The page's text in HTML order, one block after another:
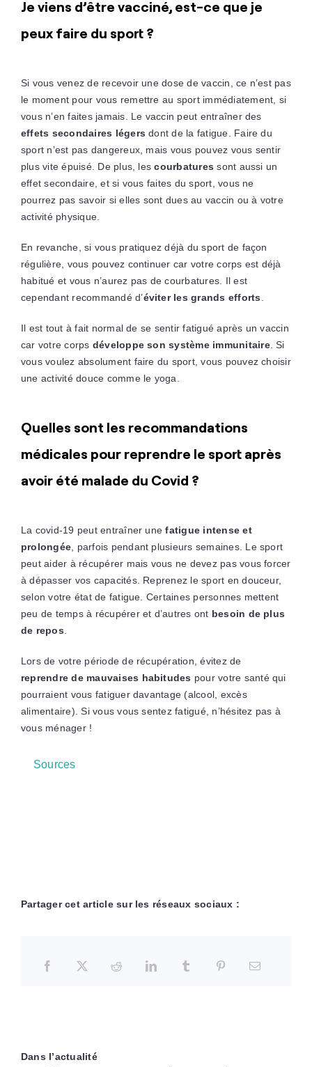
Je viens d’être vacciné, est-ce que je
peux faire du sport ?
Si vous venez de recevoir une dose de vaccin, ce n’est pas
le moment pour vous remettre au sport immédiatement, si
vous n’en faites jamais. Le vaccin peut entraîner des
effets secondaires légers dont de la fatigue. Faire du
sport n’est pas dangereux, mais vous pouvez vous sentir
plus vite épuisé. De plus, lescourbatures sont aussi un
effet secondaire, et si vous faites du sport, vous ne
pourrez pas savoir si elles sont dues au vaccin ou à votre
activité physique.
En revanche, si vous pratiquez déjà du sport de façon
régulière, vous pouvez continuer car votre corps est déjà
habitué et vous n’aurez pas de courbatures. Il est
cependant recommandé d’éviter les grands efforts
Il est tout à fait normal de se sentir fatigué après un vaccin
car votre corps développe son système immunitaire. Si
vous voulez absolument faire du sport, vous pouvez choisir
une activité douce comme le yoga.
Quelles sont les recommandations
médicales pour reprendre le sport après
avoir été malade du Covid ?
La covid-19 peut entraîner unefatigue intense et
prolongée , parfois pendant plusieurs semaines. Le sport
peut aider à récupérer mais vous ne devez pas vous forcer
à dépasser vos capacités. Reprenez le sport en douceur,
selon votre état de fatigue. Certaines personnes mettent
peu de temps à récupérer et d’autres ont besoin de plus
de repos
Lors de votre période de récupération, évitez de
reprendre de mauvaises habitudes pour votre santé qui
pourraient vous fatiguer davantage (alcool, excès
alimentaire). Si vous vous sentez fatigué, n’hésitez pas à
vous ménager !
Sources
Partager cet article sur les réseaux sociaux :
Dans l’actualité